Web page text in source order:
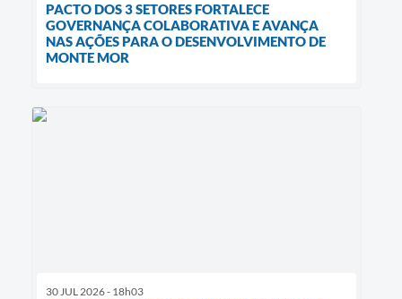
PACTO DOS 3 SETORES FORTALECE
GOVERNANÇA COLABORATIVA E AVANÇA
NAS AÇÕES PARA O DESENVOLVIMENTO DE
MONTE MOR
30 JUL 2026 - 18h03